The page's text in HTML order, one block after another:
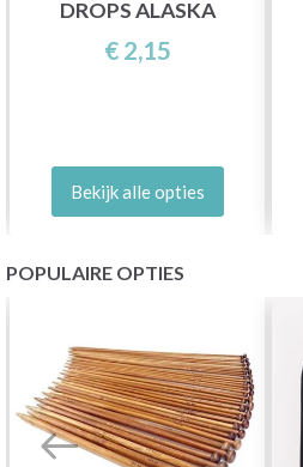
DROPS ALASKA
€ 2,15
Bekijk alle opties
POPULAIRE OPTIES